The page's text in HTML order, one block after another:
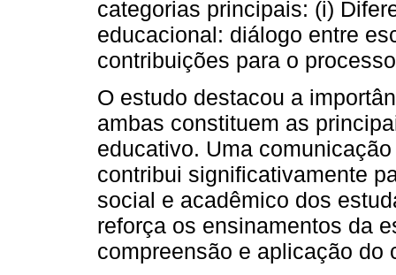
categorias principais: (i)
educacional: diálogo entre
contribuições para o
O estudo destacou a
ambas constituem as
educativo. Uma
contribui significativamente
social e acadêmico dos
reforça os ensinamentos da
compreensão e aplicação do